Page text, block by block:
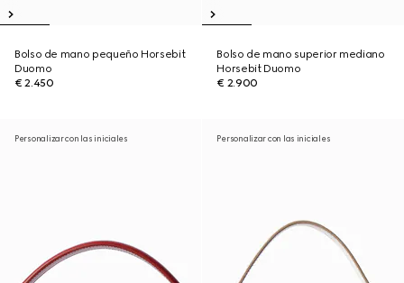
Bolso de mano pequeño Horsebit
Duomo
€ 2.450
Bolso de mano superior mediano
Horsebit Duomo
€ 2.900
Personalizar con las iniciales Personalizar con las iniciales